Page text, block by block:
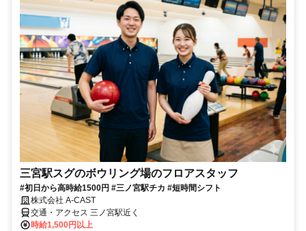
三宮駅スグのボウリング場のフロアスタッフ
#初日から高時給1500円 #三ノ宮駅チカ #短時間シフト
株式会社 A-CAST
交通・アクセス 三ノ宮駅近く
時給1,500円以上